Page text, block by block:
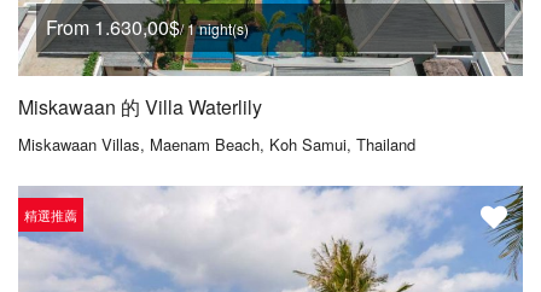
From 1.630,00$/ 1 night(s)
Miskawaan 的 Villa Waterlily
Miskawaan Villas, Maenam Beach, Koh Samui, Thailand
精選推薦